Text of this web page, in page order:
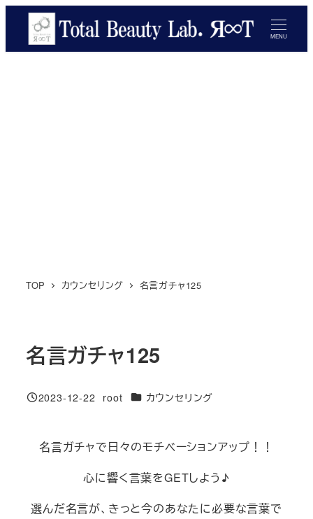
ン
MENU
TOP カウンセリング 名言ガチャ125
名言ガチャ125
投稿日
2023-12-22
著
root カテゴリー
カウンセリング
名言ガチャで日々のモチベーションアップ！！
心に響く言葉をGETしよう♪
選んだ名言が、きっと今のあなたに必要な言葉で